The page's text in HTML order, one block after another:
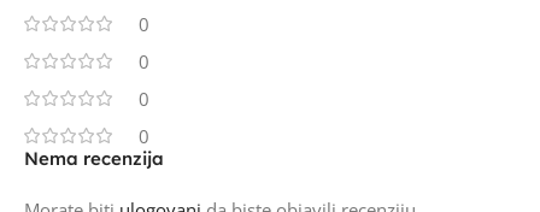
0
0
0
0
Nema recenzija